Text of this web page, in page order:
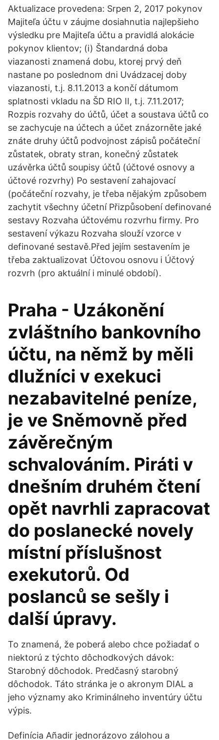
Aktualizace provedena: Srpen 2, 2017 pokynov
Majiteľa účtu v záujme dosiahnutia najlepšieho
výsledku pre Majiteľa účtu a pravidlá alokácie
pokynov klientov; (i) Štandardná doba
viazanosti znamená dobu, ktorej prvý deň
nastane po poslednom dni Uvádzacej doby
viazanosti, t.j. 8.11.2013 a končí dátumom
splatnosti vkladu na ŠD RIO II, t.j. 7.11.2017;
Rozpis rozvahy do účtů, účet a soustava účtů co
se zachycuje na účtech a účet znázorněte jaké
znáte druhy účtů podvojnost zápisů počáteční
zůstatek, obraty stran, konečný zůstatek
uzávěrka účtů soupisy účtů (účtové osnovy a
účtové rozvrhy) Po sestavení zahajovací
(počáteční rozvahy, je třeba nějakým způsobem
zachytit všechny účetní Přizpůsobení definované
sestavy Rozvaha účtovému rozvrhu firmy. Pro
sestavení výkazu Rozvaha slouží vzorce v
definované sestavě.Před jejím sestavením je
třeba zaktualizovat Účtovou osnovu i Účtový
rozvrh (pro aktuální i minulé období).
Praha - Uzákonění
zvláštního bankovního
účtu, na němž by měli
dlužníci v exekuci
nezabavitelné peníze,
je ve Sněmovně před
závěrečným
schvalováním. Piráti v
dnešním druhém čtení
opět navrhli zapracovat
do poslanecké novely
místní příslušnost
exekutorů. Od
poslanců se sešly i
další úpravy.
To znamená, že poberá alebo chce požiadať o
niektorú z týchto dôchodkových dávok:
Starobný dôchodok. Predčasný starobný
dôchodok. Táto stránka je o akronym DIAL a
jeho významy ako Kriminálneho inventúry účtu
výpis.
Definícia Añadir jednorázovo zálohou a